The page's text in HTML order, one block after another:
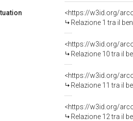
<https://w3id.org/
Relazione 1 tra il
<https://w3id.org/
Relazione 10 tra il
<https://w3id.org/
Relazione 11 tra il
<https://w3id.org/
Relazione 12 tra il